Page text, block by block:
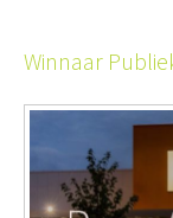
Winnaar